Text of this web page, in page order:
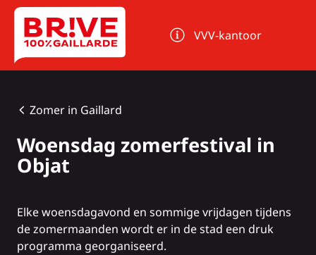
Cookies beheer paneel
VVV-kantoor
Zomer in Gaillard
Woensdag zomerfestival in
Objat
Elke woensdagavond en sommige vrijdagen tijdens
de zomermaanden wordt er in de stad een druk
programma georganiseerd.